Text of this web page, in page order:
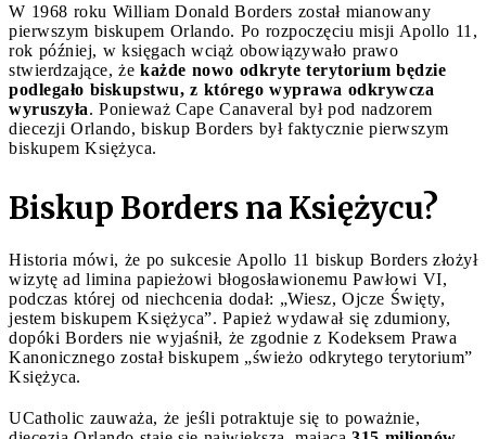
W 1968 roku William Donald Borders został mianowany
pierwszym biskupem Orlando. Po rozpoczęciu misji Apollo 11,
rok później, w księgach wciąż obowiązywało prawo
stwierdzające, że każde nowo odkryte terytorium będzie
podlegało biskupstwu, z którego wyprawa odkrywcza
wyruszyła. Ponieważ Cape Canaveral był pod nadzorem
diecezji Orlando, biskup Borders był faktycznie pierwszym
biskupem Księżyca.
Biskup Borders na Księżycu?
Historia mówi, że po sukcesie Apollo 11 biskup Borders złożył
wizytę ad limina papieżowi błogosławionemu Pawłowi VI,
podczas której od niechcenia dodał: „Wiesz, Ojcze Święty,
jestem biskupem Księżyca”. Papież wydawał się zdumiony,
dopóki Borders nie wyjaśnił, że zgodnie z Kodeksem Prawa
Kanonicznego został biskupem „świeżo odkrytego terytorium”
Księżyca.
UCatholic zauważa, że ​​jeśli potraktuje się to poważnie,